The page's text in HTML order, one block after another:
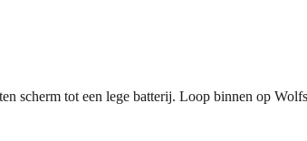
scherm tot een lege batterij. Loop binnen op